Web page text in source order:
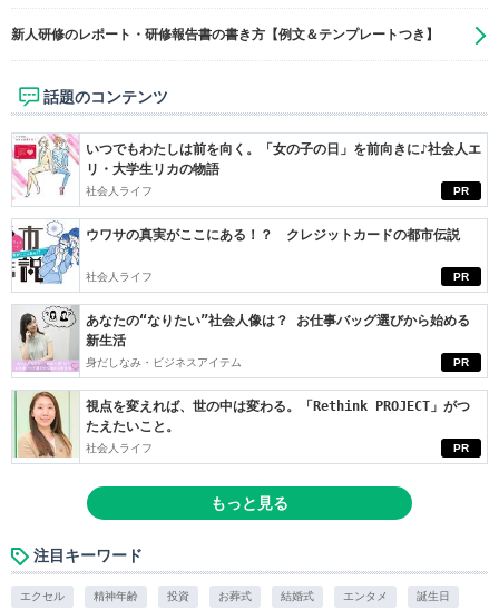
新人研修のレポート・研修報告書の書き方【例文＆テンプレートつき】
話題のコンテンツ
PR
いつでもわたしは前を向く。「女の子の日」を前向きに♪社会人エ
リ・大学生リカの物語
社会人ライフ
PR
ウワサの真実がここにある！？ クレジットカードの都市伝説
社会人ライフ
PR
あなたの“なりたい”社会人像は？ お仕事バッグ選びから始める
新生活
身だしなみ・ビジネスアイテム
PR
視点を変えれば、世の中は変わる。「Rethink PROJECT」がつ
たえたいこと。
社会人ライフ
もっと見る
注目キーワード
エクセル 精神年齢 投資 お葬式 結婚式 エンタメ 誕生日